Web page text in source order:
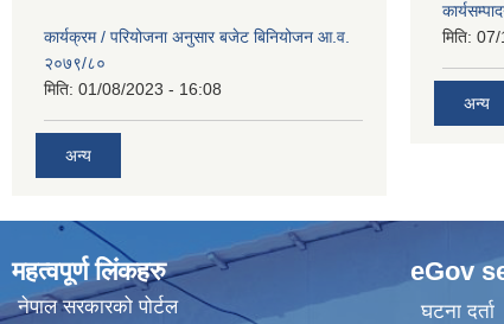
कार्यक्रम / परियोजना अनुसार बजेट बिनियोजन आ.व.
२०७९/८०
मिति: 01/08/2023 - 16:08
अन्य
मिति: 07/
अन्य
महत्वपूर्ण लिंकहरु
नेपाल सरकारको पोर्टल
eGov
घटना दर्ता